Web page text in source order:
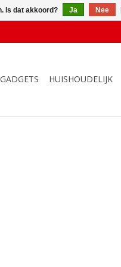
GADGETS HUISHOUDELIJK
Is dat akkoord? Ja Nee